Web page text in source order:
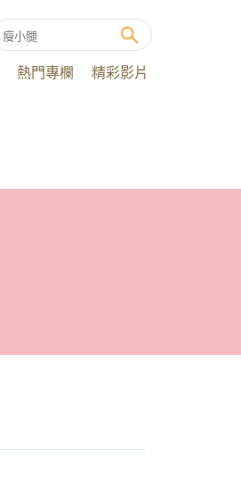
熱門專欄 精彩影片